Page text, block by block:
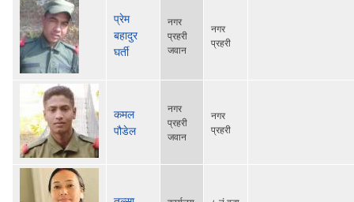
प्रेम
बहादुर
घर्ती
नगर
प्रहरी
जवान
नगर
प्रहरी
कमल
पौडेल
नगर
प्रहरी
जवान
नगर
प्रहरी